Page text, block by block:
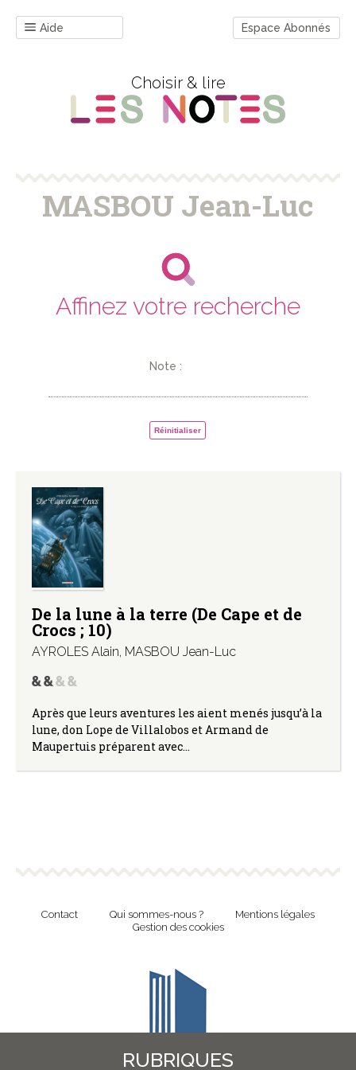
Aide Espace Abonnés
Choisir & lire
MASBOU Jean-Luc
Affinez votre recherche
Note :
Réinitialiser
De la lune à la terre (De Cape et de
Crocs ; 10)
AYROLES Alain, MASBOU Jean-Luc
Après que leurs aventures les aient menés jusqu’à la
lune, don Lope de Villalobos et Armand de
Maupertuis préparent avec…
RUBRIQUES
Contact Qui sommes-nous ?
Mentions légales
Gestion des cookies
Revue en ligne de l'Union Nationale Culture et Bibliothèques Pour Tous